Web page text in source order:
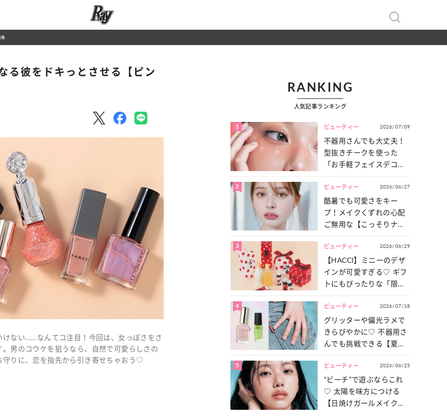
集
る彼をドキっとさせる【ピン
ない……なんてコ注目！今回は、女っぽさをさ
男のコウケを狙うなら、自然で可愛らしさの
りに、恋を指先から引き寄せちゃおう♡
RANKING
人気記事ランキング
1 ビューティー 2026/07/09
不器用さんでも大丈夫！
型抜きチークを使った
「お手軽フェイスデコ」
2 ビューティー 2026/06/27
酷暑でも可愛さをキー
プ！メイクくずれの心配
ご無用な【こっそりナチ
3 ビューティー 2026/06/29
【HACCI】ミニーのデザ
インが可愛すぎる♡ ギフ
トにもぴったりな「限定
4 ビューティー 2026/07/18
グリッターや偏光ラメで
きらびやかに♡ 不器用さ
んでも挑戦できる【夏ネ
5 ビューティー 2026/06/25
“ビーチ”で遊ぶならこれ
♡ 太陽を味方につける
【日焼けガールメイク】